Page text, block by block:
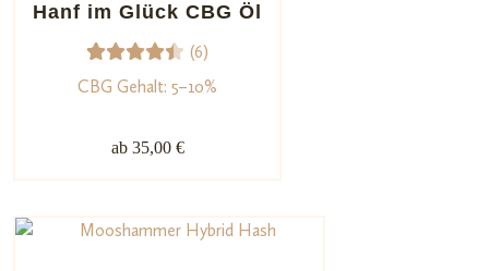
Hanf im Glück CBG Öl
Bewert
von 5,
6
Kundenb
(6)
CBG Gehalt: 5–10%
ab 35,00 €